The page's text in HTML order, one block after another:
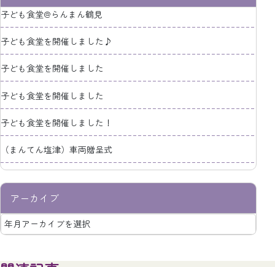
子ども食堂@らんまん鶴見
子ども食堂を開催しました♪
子ども食堂を開催しました
子ども食堂を開催しました
子ども食堂を開催しました！
（まんてん塩津）車両贈呈式
アーカイブ